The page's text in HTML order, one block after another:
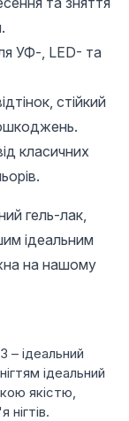
УФ-, LED- та
стійкий
класичних
гель-лак,
ідеальним
на нашому
– ідеальний
ідеальний
якістю,